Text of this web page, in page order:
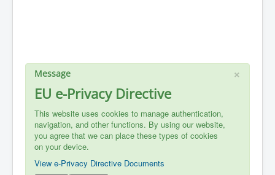
×
Message
EU e-Privacy Directive
This website uses cookies to manage authentication,
navigation, and other functions. By using our website,
you agree that we can place these types of cookies
on your device.
View e-Privacy Directive Documents